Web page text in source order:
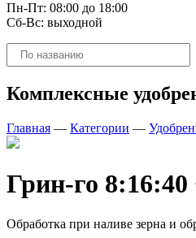
Пн-Пт: 08:00 до 18:00
Сб-Вс: выходной
Поиск
товаров
Комплексные
Главная — Категории —
Грин-го
Обработка при наливе зерна и